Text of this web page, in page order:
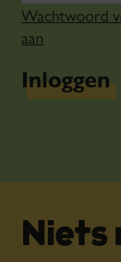
Wachtwoord
aan
Inloggen
Niets